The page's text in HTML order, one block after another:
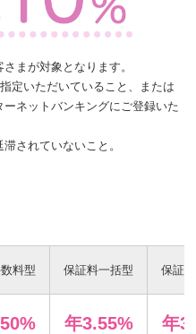
まが対象となります。
定いただいていること、または
ネットバンキングにご登録いた
されていないこと。
料型 保証料一括型 保証
年3.55% 年